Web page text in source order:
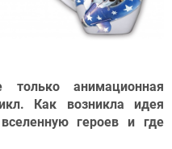
анимационная
Как возникла идея
героев и где